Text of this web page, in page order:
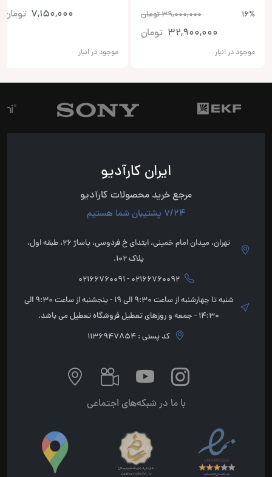
16%
39,000,000تومان
32,900,000 تومان
موجود در انبار
7,150,000 تومان
موجود در انبار
ایران کارآدیو
مرجع خرید محصولات کارآدیو
7/24 پشتیبان شما هستیم
تهران، میدان امام خمینی، ابتدای خ فردوسی، پاساژ 26، طبقه اول،
پلاک 102.
02166760092 - 02166760091
شنبه تا چهارشنبه از ساعت 9:30 الی 19 - پنجشنبه از ساعت 9:30 الی
14:30 - جمعه و روزهای تعطیل فروشگاه تعطیل می باشد.
کد پستی : 1136947854
با ما در شبکه‌های اجتماعی